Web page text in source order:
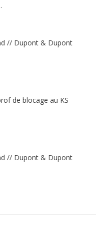
// Dupont & Dupont
de blocage au KS
// Dupont & Dupont